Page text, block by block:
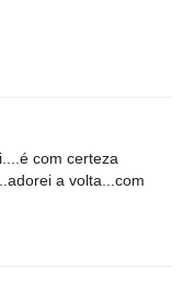
com certeza
a volta...com